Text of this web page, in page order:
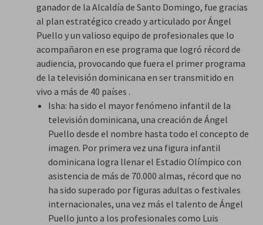
ganador de la Alcaldía de Santo Domingo, fue gracias
al plan estratégico creado y articulado por Ángel
Puello y un valioso equipo de profesionales que lo
acompañaron en ese programa que logró récord de
audiencia, provocando que fuera el primer programa
de la televisión dominicana en ser transmitido en
vivo a más de 40 países .
Isha: ha sido el mayor fenómeno infantil de la
televisión dominicana, una creación de Ángel
Puello desde el nombre hasta todo el concepto de
imagen. Por primera vez una figura infantil
dominicana logra llenar el Estadio Olímpico con
asistencia de más de 70.000 almas, récord que no
ha sido superado por figuras adultas o festivales
internacionales, una vez más el talento de Ángel
Puello junto a los profesionales como Luis